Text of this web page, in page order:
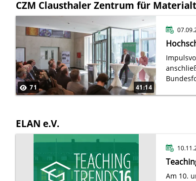
CZM Clausthaler Zentrum für
71 41:14
ELAN e.V.
Am 10.